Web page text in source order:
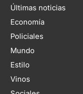
Últimas noticias
Economía
Policiales
Mundo
Estilo
Vinos